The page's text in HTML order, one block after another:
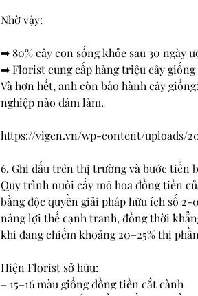
Nhờ vậy:
➡ 80% cây con sống khỏe sau 30 ngày
➡ Florist cung cấp hàng triệu cây
Và hơn hết, anh còn bảo hành cây
nghiệp nào dám làm.
https://vigen.vn/wp-content/uploads/
6. Ghi dấu trên thị trường và bước tiến
Quy trình nuôi cấy mô hoa đồng tiền
bằng độc quyền giải pháp hữu ích số
nâng lợi thế cạnh tranh, đồng thời
khi đang chiếm khoảng 20–25% thị
Hiện Florist sở hữu:
– 15–16 màu giống đồng tiền cắt cành